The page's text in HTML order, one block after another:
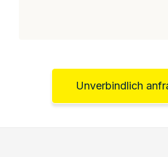
Unverbindlich